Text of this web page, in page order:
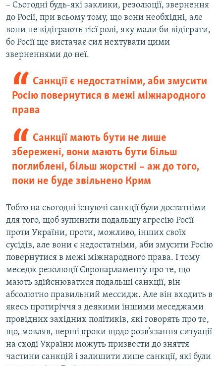
– Сьогодні будь-які заклики, резолюції, звернення
до Росії, при всьому тому, що вони необхідні, але
вони не відіграють тієї ролі, яку мали би відіграти,
бо Росії ще вистачає сил нехтувати цими
зверненнями до неї.
Санкції є недостатніми, аби змусити
Росію повернутися в межі міжнародного
права
Санкції мають бути не лише
збережені, вони мають бути більш
поглиблені, більш жорсткі – аж до того,
поки не буде звільнено Крим
Тобто на сьогодні існуючі санкції були достатніми
для того, щоб зупинити подальшу агресію Росії
проти України, проти, можливо, інших своїх
сусідів, але вони є недостатніми, аби змусити Росію
повернутися в межі міжнародного права. І тому
меседж резолюції Європарламенту про те, що
мають здійснюватися подальші санкції, він
абсолютно правильний мессидж. Але він входить в
якесь протиріччя з деякими іншими меседжами
провідних західних політиків, які говорять про те,
що, мовляв, перші кроки щодо розв’язання ситуації
на сході України можуть призвести до зняття
частини санкцій і залишити лише санкції, які були